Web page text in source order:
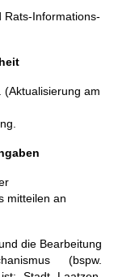
Rats-Informations-
(Aktualisierung am
mitteilen an
die Bearbeitung
(bspw.